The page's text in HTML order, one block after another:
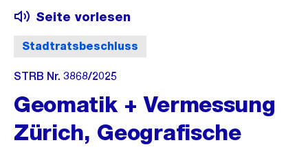
Stadtratsbeschluss
Seite vorlesen
STRB Nr. 3868/2025
Geomatik + Vermessung
Zürich, Geografische